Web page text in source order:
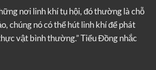
nơi linh khí tụ hội, đó thường là chỗ
chúng nó có thể hút linh khí để phát
vật bình thường.” Tiểu Đồng nhắc